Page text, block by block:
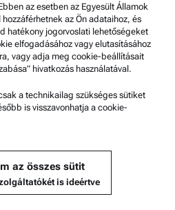
az esetben az Egyesült Államok
az Ön adataihoz, és
hatékony jogorvoslati lehetőségeket
elfogadásához vagy elutasításához
vagy adja meg cookie-beállításait
hivatkozás használatával.
a technikailag szükséges sütiket
is visszavonhatja a cookie-
az összes sütit
is ideértve